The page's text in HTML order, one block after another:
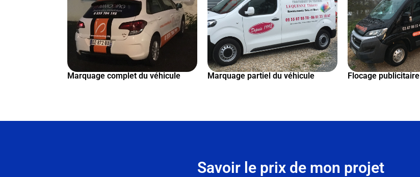
Marquage complet du véhicule Marquage partiel du véhicule Flocage publicitaire
Savoir le prix de mon projet